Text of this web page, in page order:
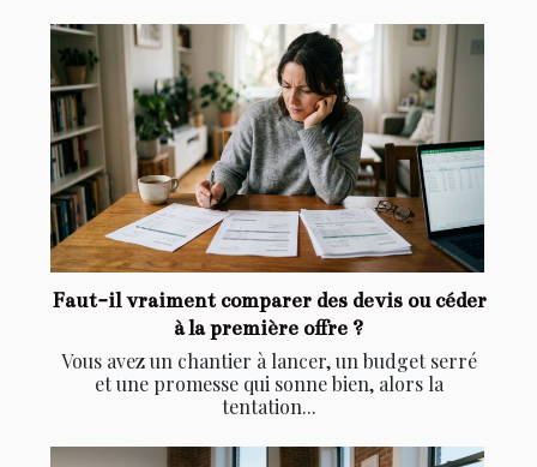
Faut-il vraiment comparer des devis ou céder
à la première offre ?
Vous avez un chantier à lancer, un budget serré
et une promesse qui sonne bien, alors la
tentation...